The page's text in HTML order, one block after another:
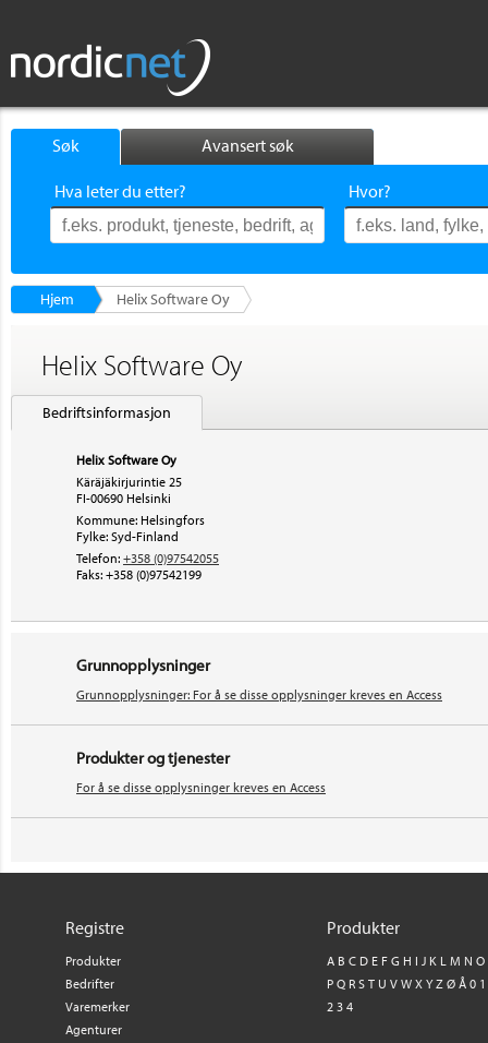
Søk Avansert søk
Hva leter du etter? Hvor?
Hjem Helix Software Oy
Helix Software Oy
Bedriftsinformasjon
Helix Software Oy
Käräjäkirjurintie 25
FI-00690 Helsinki
Kommune: Helsingfors
Fylke: Syd-Finland
Telefon: +358 (0)97542055
Faks: +358 (0)97542199
Grunnopplysninger
Grunnopplysninger: For å se disse opplysninger kreves en Access
Produkter og tjenester
For å se disse opplysninger kreves en Access
Registre
Produkter
Bedrifter
Varemerker
Agenturer
Produkter
A B C D E F G H I J K L M N O
P Q R S T U V W X Y Z Ø Å 0 1
2 3 4